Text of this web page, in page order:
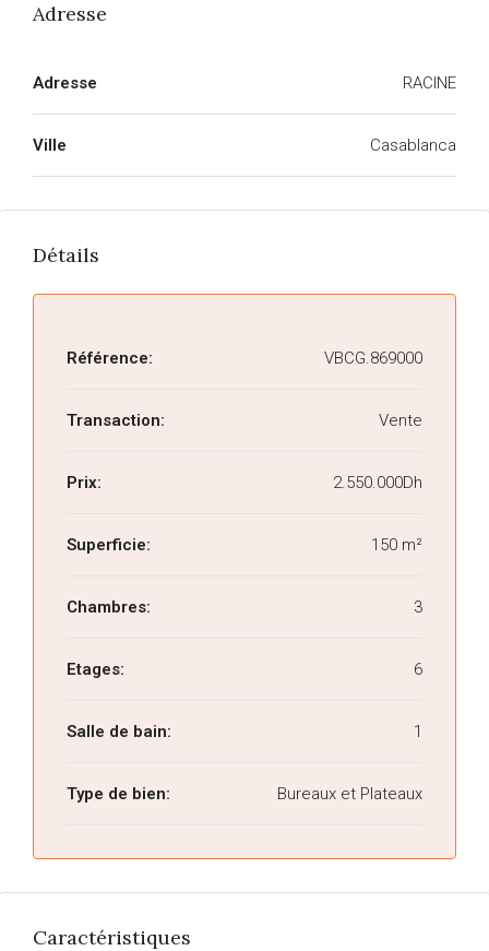
Adresse
Adresse RACINE
Ville Casablanca
Détails
Référence: VBCG.869000
Transaction: Vente
Prix: 2.550.000Dh
Superficie: 150 m²
Chambres: 3
Etages: 6
Salle de bain: 1
Type de bien: Bureaux et Plateaux
Caractéristiques